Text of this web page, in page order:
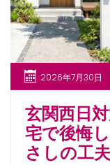
2026年7月30日
玄関西日
宅で後悔
さしの工夫